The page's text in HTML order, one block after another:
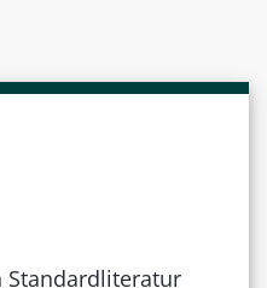
Standardliteratur